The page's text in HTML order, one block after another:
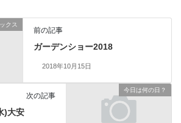
クス
前の記事
ガーデンショー2018
2018年10月15日
今日は何の日？
次の記事
)大安